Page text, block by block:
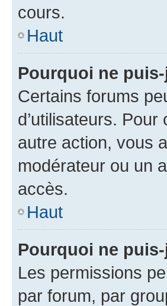
cours.
Haut
Pourquoi ne
Certains forums
d’utilisateurs.
autre action, vous
modérateur ou un
accès.
Haut
Pourquoi ne
Les permissions
par forum, par